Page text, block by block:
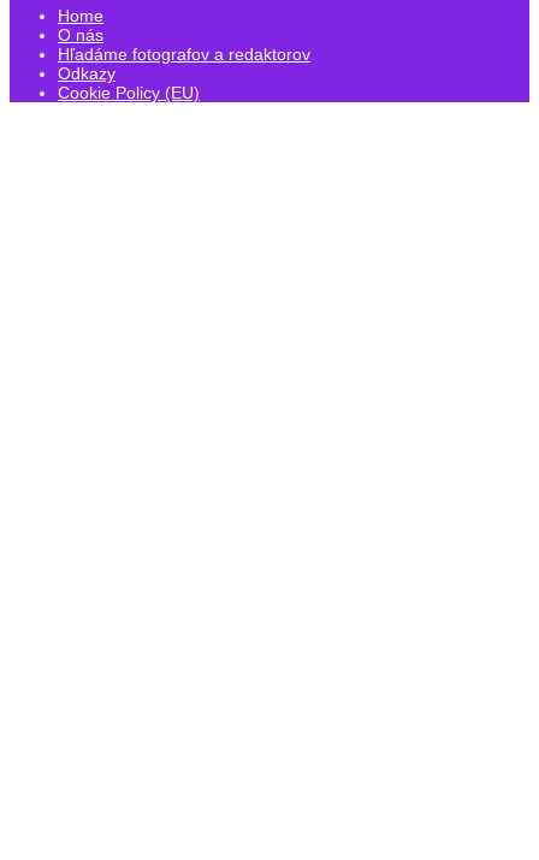
Home
O nás
Hľadáme fotografov a redaktorov
Odkazy
Cookie Policy (EU)